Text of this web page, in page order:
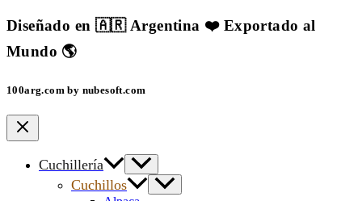
Diseñado en 🇦🇷 Argentina ❤️ Exportado al
Mundo 🌎
100arg.com by nubesoft.com
Cuchillería
Cuchillos